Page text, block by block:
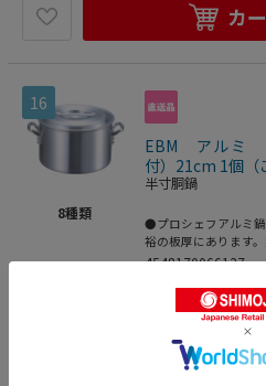
カ
16
8種類
EBM アルミ
付）21cm 1個（
半寸胴鍋
●プロシェフアルミ
裕の板厚にあります
ちろん、熱が均一に
にお届けする、業務
熱伝導に優れている
からじっくり加熱さ
作りに適しています
にくくなります。●
4548170066137
キッチン用品・
>半寸胴鍋